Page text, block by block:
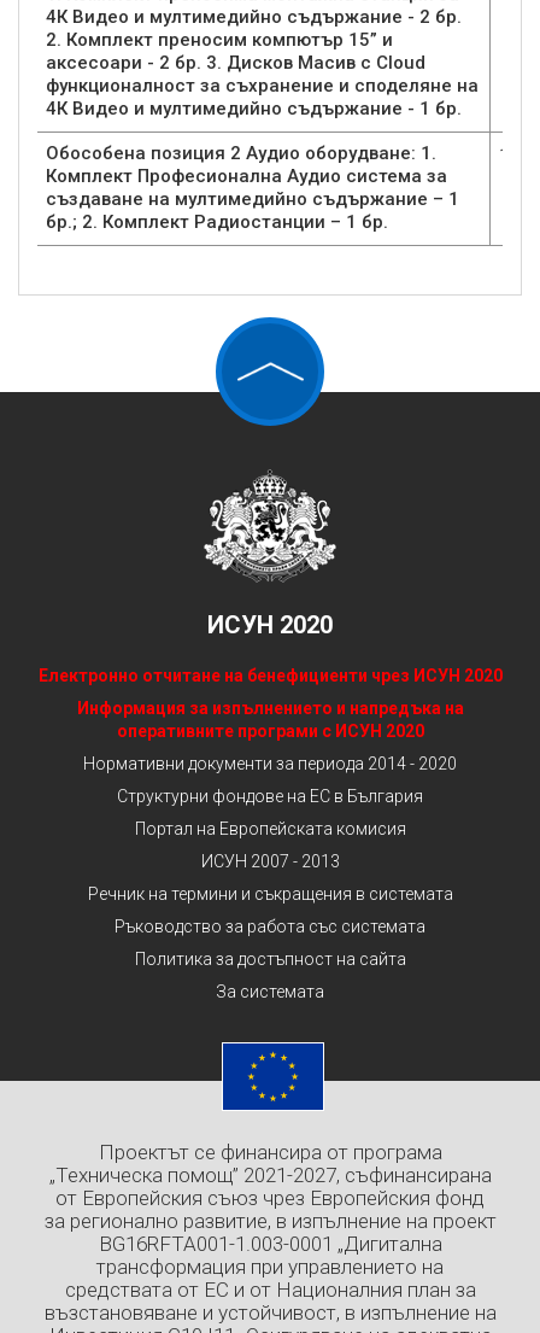
4К Видео и мултимедийно съдържание - 2 бр.
2. Комплект преносим компютър 15” и
аксесоари - 2 бр. 3. Дисков Масив с Cloud
функционалност за съхранение и споделяне на
4К Видео и мултимедийно съдържание - 1 бр.
Обособена позиция 2 Аудио оборудване: 1.
Комплект Професионална Аудио система за
създаване на мултимедийно съдържание – 1
бр.; 2. Комплект Радиостанции – 1 бр.
1
ИСУН 2020
Електронно отчитане на бенефициенти чрез ИСУН 2020
Информация за изпълнението и напредъка на
оперативните програми с ИСУН 2020
Нормативни документи за периода 2014 - 2020
Структурни фондове на ЕС в България
Портал на Европейската комисия
ИСУН 2007 - 2013
Речник на термини и съкращения в системата
Ръководство за работа със системата
Политика за достъпност на сайта
За системата
Проектът се финансира от програма
„Техническа помощ” 2021-2027, съфинансирана
от Европейския съюз чрез Европейския фонд
за регионално развитие, в изпълнение на проект
BG16RFTA001-1.003-0001 „Дигитална
трансформация при управлението на
средствата от ЕС и от Националния план за
възстановяване и устойчивост, в изпълнение на